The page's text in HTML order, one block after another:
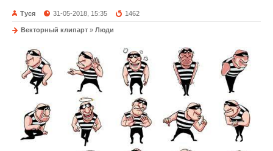
Туся 31-05-2018, 15:35 1462
Векторный клипарт » Люди